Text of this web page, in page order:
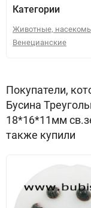
Категории
Животные,
Венецианские
Покупатели,
Бусина
18*16*11мм
также купили